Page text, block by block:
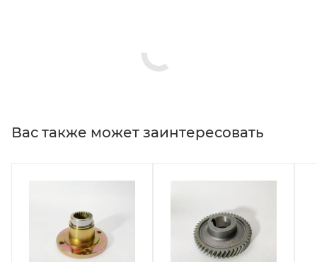
Вас также может заинтересовать